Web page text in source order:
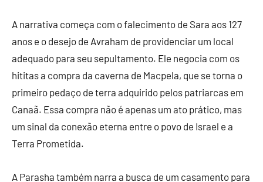
A narrativa começa com o falecimento de Sara aos 127
anos e o desejo de Avraham de providenciar um local
adequado para seu sepultamento. Ele negocia com os
hititas a compra da caverna de Macpela, que se torna o
primeiro pedaço de terra adquirido pelos patriarcas em
Canaã. Essa compra não é apenas um ato prático, mas
um sinal da conexão eterna entre o povo de Israel e a
Terra Prometida.
A Parasha também narra a busca de um casamento para